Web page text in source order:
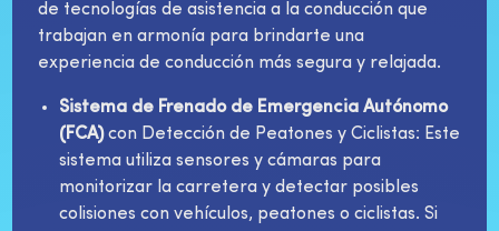
de tecnologías de asistencia a la conducción que
trabajan en armonía para brindarte una
experiencia de conducción más segura y relajada.
Sistema de Frenado de Emergencia Autónomo
(FCA)con Detección de Peatones y Ciclistas: Este
sistema utiliza sensores y cámaras para
monitorizar la carretera y detectar posibles
colisiones con vehículos, peatones o ciclistas. Si